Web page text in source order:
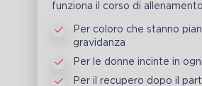
funziona il corso di
Per coloro che stanno
gravidanza
Per le donne incinte in
Per il recupero dopo il